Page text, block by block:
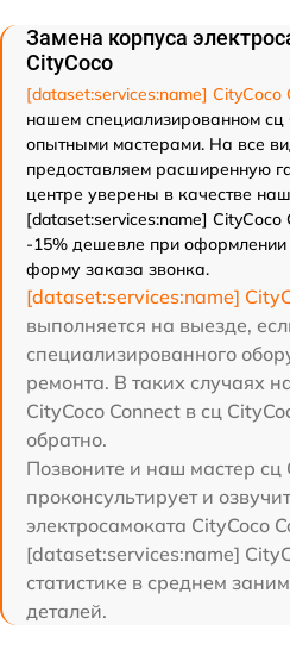
Замена корпуса
CityCoco
[dataset:services:name] CityCoco
нашем специализированном сц
опытными мастерами. На все
предоставляем расширенную
центре уверены в качестве
[dataset:services:name] CityCoco
-15% дешевле при оформлении
форму заказа звонка.
[dataset:services:name]
выполняется на выезде,
специализированного
ремонта. В таких случаях
CityCoco Connect в сц
обратно.
Позвоните и наш мастер сц
проконсультирует и
электросамоката CityCoco
[dataset:services:name]
статистике в среднем
деталей.